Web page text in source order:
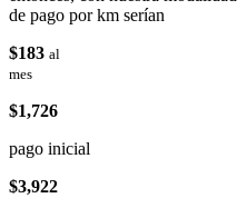
de pago por km serían
$183 al
mes
$1,726
pago inicial
$3,922